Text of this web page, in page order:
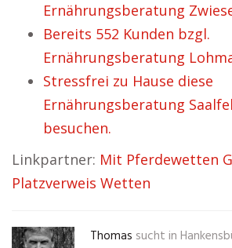
Ernährungsberatung
Bereits 552 Kunden bzgl.
Ernährungsberatung
Stressfrei zu Hause diese
Ernährungsberatung
besuchen.
Linkpartner: Mit Pferdewetten
Platzverweis Wetten
Thomas sucht in